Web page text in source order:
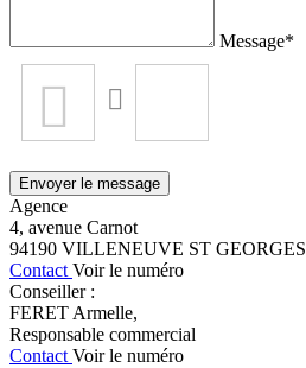
Message*
Envoyer le message
Agence
4, avenue Carnot
94190 VILLENEUVE ST GEORGES
ContactVoir le numéro
Conseiller :
FERET Armelle,
Responsable commercial
ContactVoir le numéro